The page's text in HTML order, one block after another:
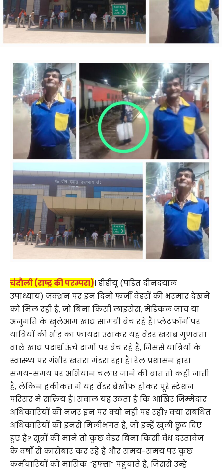
चंदौली (राष्ट्र की परम्परा)। डीडीयू (पंडित दीनदयाल
उपाध्याय) जंक्शन पर इन दिनों फर्जी वेंडरों की भरमार देखने
को मिल रही है, जो बिना किसी लाइसेंस, मेडिकल जांच या
अनुमति के खुलेआम खाद्य सामग्री बेच रहे हैं। प्लेटफॉर्म पर
यात्रियों की भीड़ का फायदा उठाकर यह वेंडर खराब गुणवत्ता
वाले खाद्य पदार्थ ऊंचे दामों पर बेच रहे हैं, जिससे यात्रियों के
स्वास्थ्य पर गंभीर खतरा मंडरा रहा है। रेल प्रशासन द्वारा
समय-समय पर अभियान चलाए जाने की बात तो कही जाती
है, लेकिन हकीकत में यह वेंडर बेखौफ होकर पूरे स्टेशन
परिसर में सक्रिय हैं। सवाल यह उठता है कि आखिर जिम्मेदार
अधिकारियों की नजर इन पर क्यों नहीं पड़ रही? क्या संबंधित
अधिकारियों की इनसे मिलीभगत है, जो इन्हें खुली छूट दिए
हुए हैं? सूत्रों की मानें तो कुछ वेंडर बिना किसी वैध दस्तावेज
के वर्षों से कारोबार कर रहे हैं और समय-समय पर कुछ
कर्मचारियों को मासिक “हफ्ता” पहुंचाते हैं, जिससे उन्हें